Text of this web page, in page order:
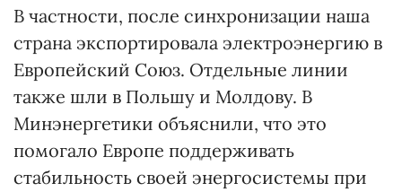
В частности, после синхронизации наша
страна экспортировала электроэнергию в
Европейский Союз. Отдельные линии
также шли в Польшу и Молдову. В
Минэнергетики объяснили, что это
помогало Европе поддерживать
стабильность своей энергосистемы при